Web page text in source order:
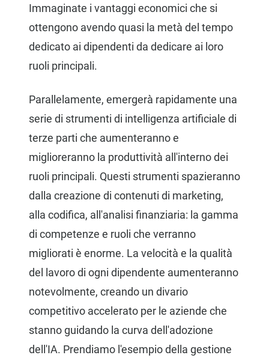
Immaginate i vantaggi economici che si
ottengono avendo quasi la metà del tempo
dedicato ai dipendenti da dedicare ai loro
ruoli principali.
Parallelamente, emergerà rapidamente una
serie di strumenti di intelligenza artificiale di
terze parti che aumenteranno e
miglioreranno la produttività all'interno dei
ruoli principali. Questi strumenti spazieranno
dalla creazione di contenuti di marketing,
alla codifica, all'analisi finanziaria: la gamma
di competenze e ruoli che verranno
migliorati è enorme. La velocità e la qualità
del lavoro di ogni dipendente aumenteranno
notevolmente, creando un divario
competitivo accelerato per le aziende che
stanno guidando la curva dell'adozione
dell'IA. Prendiamo l'esempio della gestione